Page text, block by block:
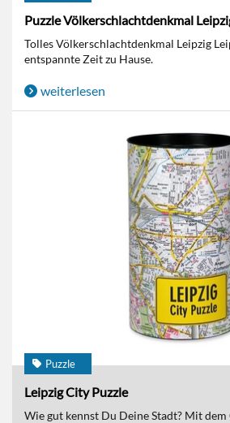
Puzzle Völkerschlachtdenkmal
Tolles Völkerschlachtdenkmal Leipzig
entspannte Zeit zu Hause.
weiterlesen
Puzzle
Leipzig City Puzzle
Wie gut kennst Du Deine Stadt? Mit